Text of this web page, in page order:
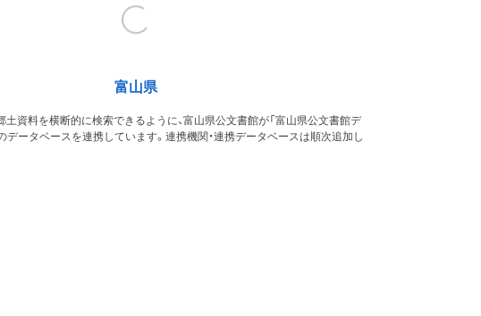
富山県
土資料を横断的に検索できるように、富山県公文書館が「富山県公文書館デ
データベースを連携しています。連携機関・連携データベースは順次追加し